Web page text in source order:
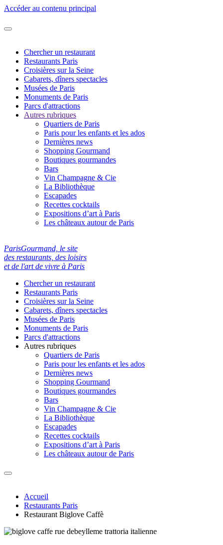
Accéder au contenu principal
Chercher un restaurant
Restaurants Paris
Croisières sur la Seine
Cabarets, dîners spectacles
Musées de Paris
Monuments de Paris
Parcs d'attractions
Autres rubriques
Quartiers de Paris
Paris pour les enfants et les ados
Dernières news
Shopping Gourmand
Boutiques gourmandes
Bars
Vin Champagne & Cie
La Bibliothèque
Escapades
Recettes cocktails
Expositions d’art à Paris
Les châteaux autour de Paris
ParisGourmand, le site
des restaurants, des loisirs
et de l'art de vivre à Paris
Chercher un restaurant
Restaurants Paris
Croisières sur la Seine
Cabarets, dîners spectacles
Musées de Paris
Monuments de Paris
Parcs d'attractions
Autres rubriques
Quartiers de Paris
Paris pour les enfants et les ados
Dernières news
Shopping Gourmand
Boutiques gourmandes
Bars
Vin Champagne & Cie
La Bibliothèque
Escapades
Recettes cocktails
Expositions d’art à Paris
Les châteaux autour de Paris
Accueil
Restaurants Paris
Restaurant Biglove Caffè